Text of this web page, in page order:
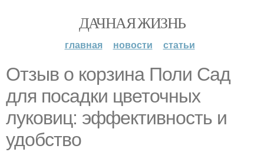
ДАЧНАЯ ЖИЗНЬ
главная новости статьи
Отзыв о корзина Поли Сад
для посадки цветочных
луковиц: эффективность и
удобство